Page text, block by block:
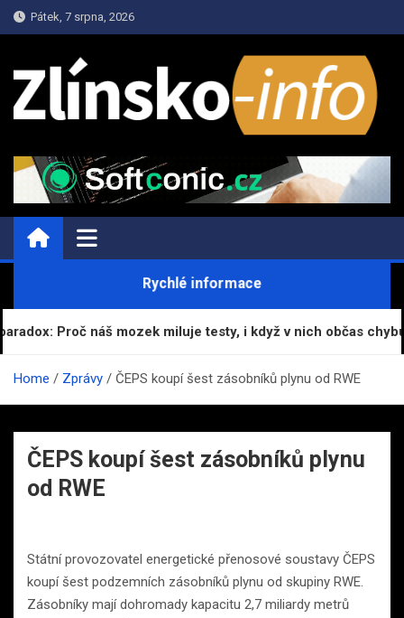
Skip
to
Pátek, 7 srpna, 2026
ZPRAVY.ZLINSKO-INFO.CZ
Informace a Zpravodajství
Rychlé informace
Proč náš mozek miluje testy, i když v nich občas
Home Zprávy ČEPS koupí šest zásobníků plynu od RWE
ČEPS koupí šest zásobníků plynu
od RWE
Státní provozovatel energetické přenosové soustavy ČEPS
koupí šest podzemních zásobníků plynu od skupiny RWE.
Zásobníky mají dohromady kapacitu 2,7 miliardy metrů